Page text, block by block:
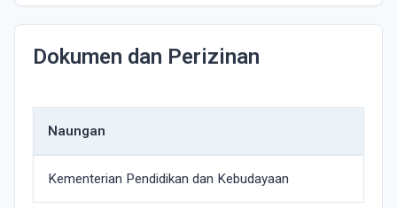
Dokumen dan Perizinan
Naungan
Kementerian Pendidikan dan Kebudayaan